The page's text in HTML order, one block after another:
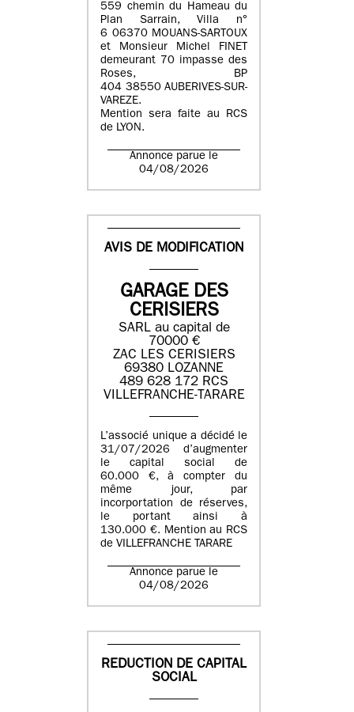
559 chemin du Hameau du
Plan Sarrain, Villa n°
6 06370 MOUANS-SARTOUX
et Monsieur Michel FINET
demeurant 70 impasse des
Roses, BP
404 38550 AUBERIVES-SUR-
VAREZE.
Mention sera faite au RCS
de LYON.
Annonce parue le
04/08/2026
AVIS DE MODIFICATION
GARAGE DES
CERISIERS
SARL au capital de
70000 €
ZAC LES CERISIERS
69380 LOZANNE
489 628 172 RCS
VILLEFRANCHE-TARARE
L’associé unique a décidé le
31/07/2026 d’augmenter
le capital social de
60.000 €, à compter du
même jour, par
incorportation de réserves,
le portant ainsi à
130.000 €. Mention au RCS
de VILLEFRANCHE TARARE
Annonce parue le
04/08/2026
REDUCTION DE CAPITAL
SOCIAL